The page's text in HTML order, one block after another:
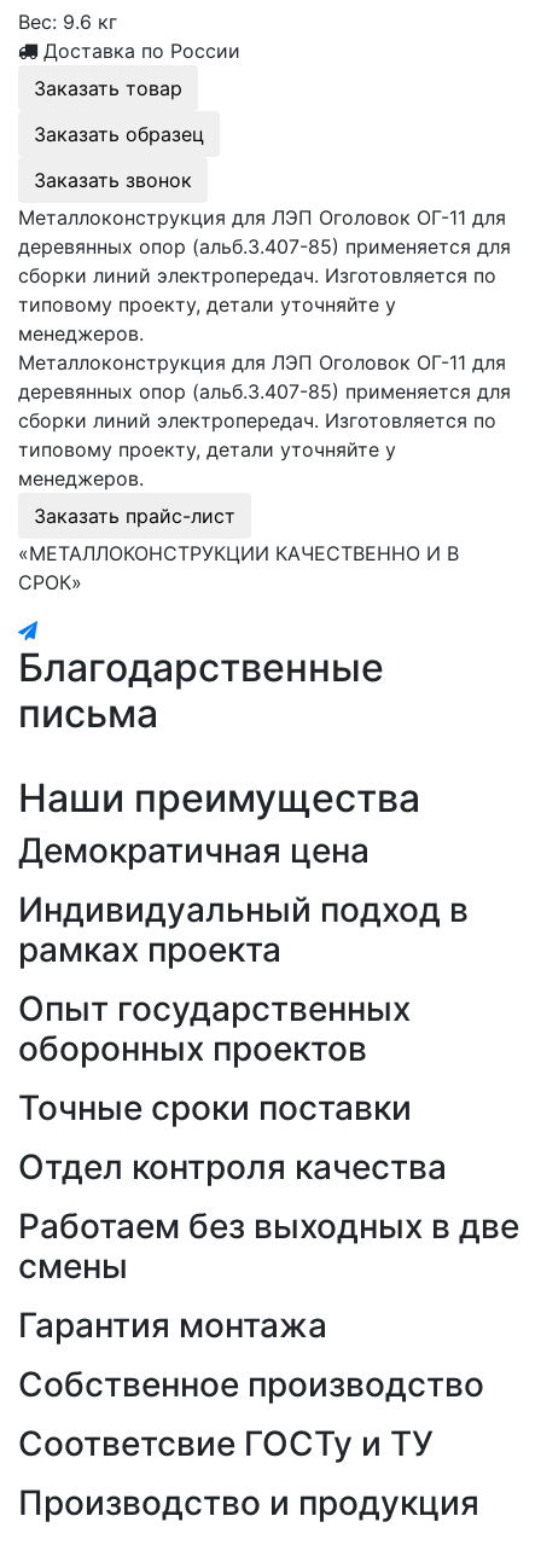
Вес: 9.6 кг
Доставка по России
Заказать товар
Заказать образец
Заказать звонок
Металлоконструкция для ЛЭП Оголовок ОГ-11 для
деревянных опор (альб.3.407-85) применяется для
сборки линий электропередач. Изготовляется по
типовому проекту, детали уточняйте у
менеджеров.
Металлоконструкция для ЛЭП Оголовок ОГ-11 для
деревянных опор (альб.3.407-85) применяется для
сборки линий электропередач. Изготовляется по
типовому проекту, детали уточняйте у
менеджеров.
Заказать прайс-лист
«МЕТАЛЛОКОНСТРУКЦИИ КАЧЕСТВЕННО И В
СРОК»
Благодарственные
письма
Наши преимущества
Демократичная цена
Индивидуальный подход в
рамках проекта
Опыт государственных
оборонных проектов
Точные сроки поставки
Отдел контроля качества
Работаем без выходных в две
смены
Гарантия монтажа
Собственное производство
Соответсвие ГОСТу и ТУ
Производство и продукция